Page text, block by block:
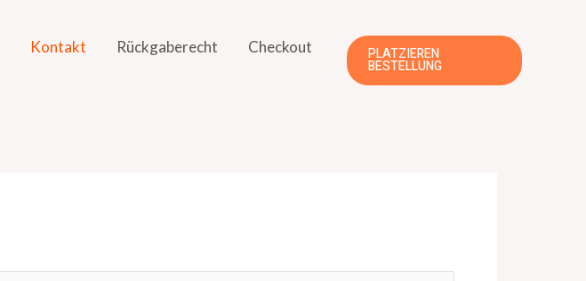
Kontakt Rückgaberecht
Checkout
PLATZIEREN
BESTELLUNG